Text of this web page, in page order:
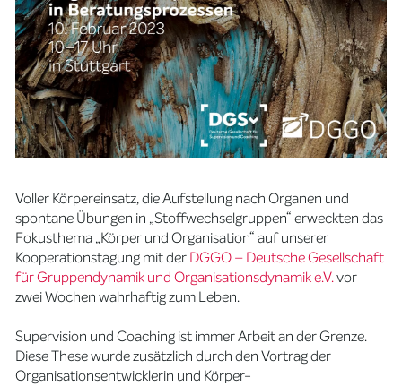
Voller Körpereinsatz, die Aufstellung nach Organen und
spontane Übungen in „Stoffwechselgruppen“ erweckten das
Fokusthema „Körper und Organisation“ auf unserer
Kooperationstagung mit derDGGO – Deutsche Gesellschaft
für Gruppendynamik und Organisationsdynamik e.V.vor
zwei Wochen wahrhaftig zum Leben.
Supervision und Coaching ist immer Arbeit an der Grenze.
Diese These wurde zusätzlich durch den Vortrag der
Organisationsentwicklerin und Körper-